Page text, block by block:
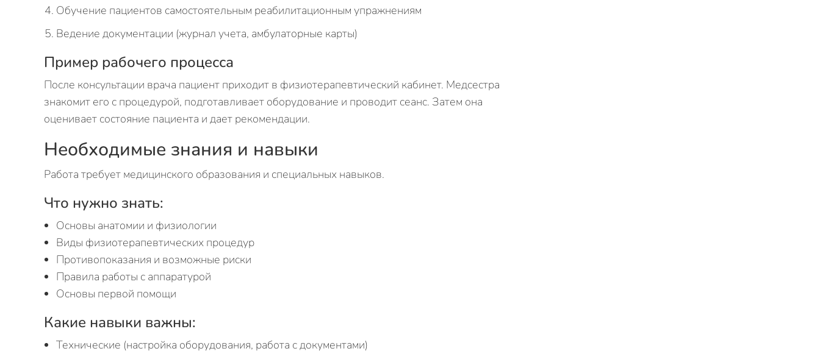
Обучение пациентов самостоятельным реабилитационным упражнениям
Ведение документации (журнал учета, амбулаторные карты)
Пример рабочего процесса
После консультации врача пациент приходит в физиотерапевтический кабинет. Медсестра
знакомит его с процедурой, подготавливает оборудование и проводит сеанс. Затем она
оценивает состояние пациента и дает рекомендации.
Необходимые знания и навыки
Работа требует медицинского образования и специальных навыков.
Что нужно знать:
Основы анатомии и физиологии
Виды физиотерапевтических процедур
Противопоказания и возможные риски
Правила работы с аппаратурой
Основы первой помощи
Какие навыки важны:
Технические (настройка оборудования, работа с документами)